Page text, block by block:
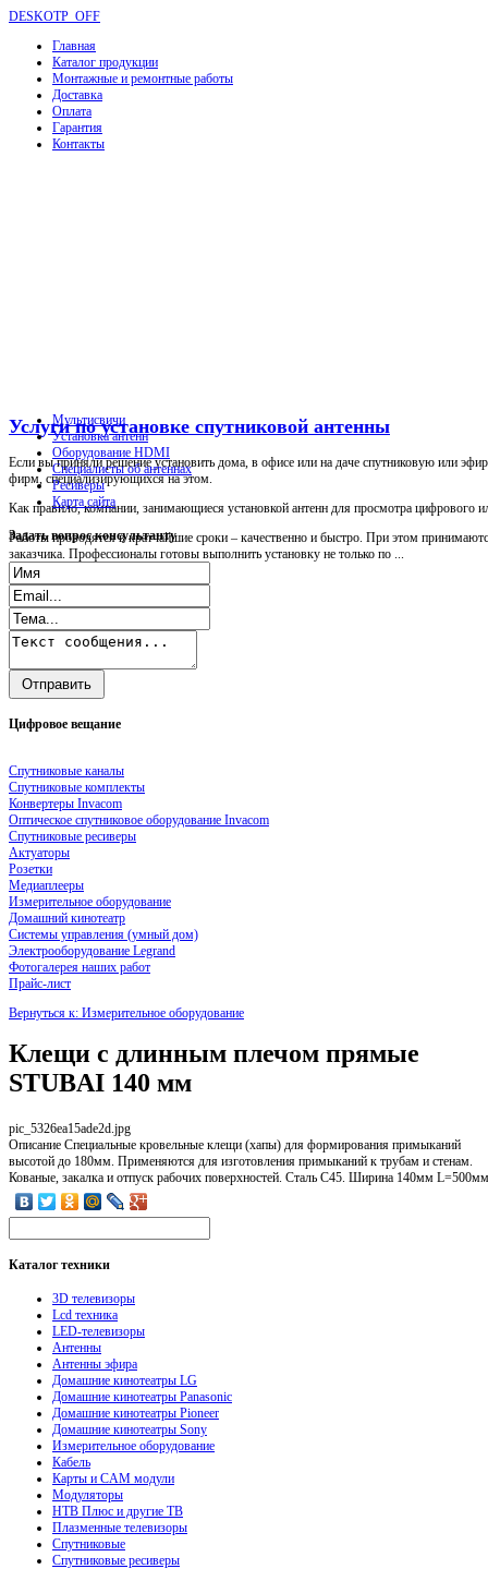
DESKOTP_OFF
Главная
Каталог продукции
Монтажные и ремонтные работы
Доставка
Оплата
Гарантия
Контакты
Услуги по установке спутниковой антенны
Если вы приняли решение установить дома, в офисе или на даче спутниковую или
фирм, специализирующихся на этом.
Как правило, компании, занимающиеся установкой антенн для просмотра цифрового
Работы проводятся в кратчайшие сроки – качественно и быстро. При этом
заказчика. Профессионалы готовы выполнить установку не только по ...
Мультисвичи
Установка антенн
Оборудование HDMI
Специалисты об антеннах
Ресиверы
Карта сайта
Задатьвопрос консультанту
Цифровое вещание
Спутниковые каналы
Спутниковые комплекты
Конвертеры Invacom
Оптическое спутниковое оборудование Invacom
Спутниковые ресиверы
Актуаторы
Розетки
Медиаплееры
Измерительное оборудование
Домашний кинотеатр
Системы управления (умный дом)
Электрооборудование Legrand
Фотогалерея наших работ
Прайс-лист
Вернуться к: Измерительное оборудование
Клещи с длинным плечом прямые
STUBAI 140 мм
pic_5326ea15ade2d.jpg
Описание Специальные кровельные клещи (хапы) для формирования примыканий
высотой до 180мм. Применяются для изготовления примыканий к трубам и стенам.
Кованые, закалка и отпуск рабочих поверхностей. Сталь С45. Ширина 140мм L=500мм
Каталогтехники
3D телевизоры
Lcd техника
LED-телевизоры
Антенны
Антенны эфира
Домашние кинотеатры LG
Домашние кинотеатры Panasonic
Домашние кинотеатры Pioneer
Домашние кинотеатры Sony
Измерительное оборудование
Кабель
Карты и CAM модули
Модуляторы
НТВ Плюс и другие ТВ
Плазменные телевизоры
Спутниковые
Спутниковые ресиверы